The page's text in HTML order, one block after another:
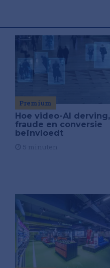
Premium
Hoe video-AI derving,
fraude en conversie
beïnvloedt